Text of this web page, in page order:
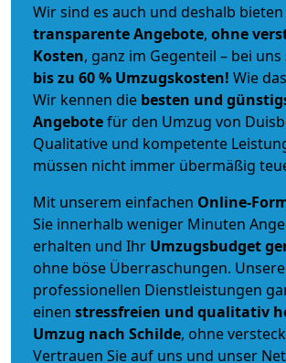
Wir sind es auch und deshalb
transparente Angebote, ohne
Kosten, ganz im Gegenteil – bei uns
bis zu 60 % Umzugskosten! Wie
Wir kennen die besten und
Angebotefür den Umzug von
Qualitative und kompetente
müssen nicht immer übermäßig
Mit unserem einfachen Online-
Sie innerhalb weniger Minuten
erhalten und Ihr Umzugsbudget
ohne böse Überraschungen. Unsere
professionellen Dienstleistungen
einen stressfreien und qualitativ
Umzug nach Schilde, ohne
Vertrauen Sie auf uns und unser